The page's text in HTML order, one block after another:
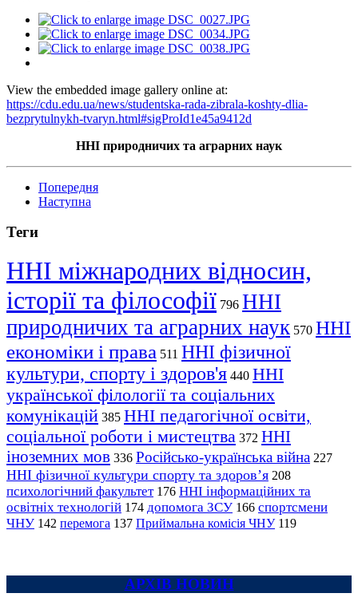
View the embedded image gallery online at:
https://cdu.edu.ua/news/studentska-rada-zibrala-koshty-dlia-
bezprytulnykh-tvaryn.html#sigProId1e45a9412d
ННІ природничих та аграрних наук
Попередня
Наступна
Теги
ННІ міжнародних відносин,
історії та філософії 796 ННІ
природничих та аграрних наук 570 ННІ
економіки і права 511 ННІ фізичної
культури, спорту і здоров'я 440 ННІ
української філології та соціальних
комунікацій 385 ННІ педагогічної освіти,
соціальної роботи і мистецтва 372 ННІ
іноземних мов 336 Російсько-українська війна 227
ННІ фізичної культури спорту та здоров’я 208
психологічний факультет 176 ННІ інформаційних та
освітніх технологій 174 допомога ЗСУ 166 спортсмени
ЧНУ 142 перемога 137 Приймальна комісія ЧНУ 119
АРХІВ НОВИН